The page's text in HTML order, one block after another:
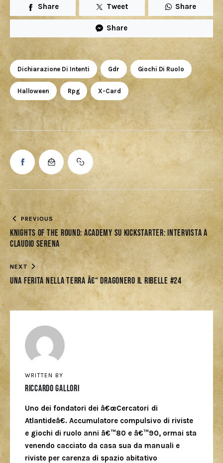
Share Tweet Share
Share
Dichiarazione Di Intenti Gdr Giochi Di Ruolo
Halloween Rpg X-Card
PREVIOUS
Knights of the Round: Academy su Kickstarter: intervista a
Claudio Serena
NEXT
Una ferita nella terra â€“ Dragonero il Ribelle #24
WRITTEN BY
Riccardo Gallori
Uno dei fondatori dei â€œCercatori di
Atlantideâ€. Accumulatore compulsivo di riviste
e giochi di ruolo anni â€™80 e â€™90, ormai sta
venendo cacciato da casa sua da manuali e
riviste per carenza di spazio abitativo